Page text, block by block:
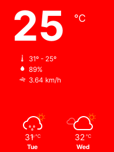
25 ℃
31º - 25º
89%
3.64 km/h
31 ℃
Tue
32 ℃
Wed